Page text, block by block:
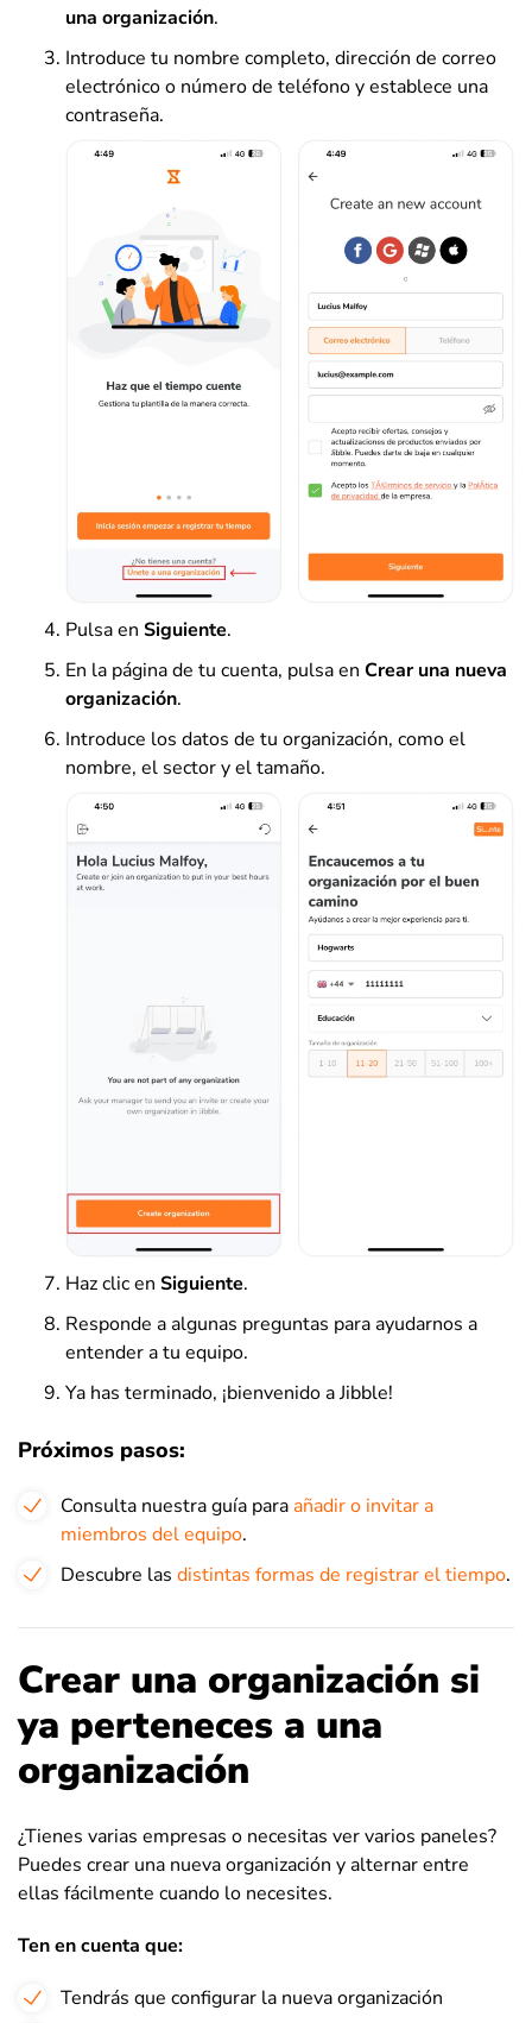
una organización.
Introduce tu nombre completo, dirección de correo
electrónico o número de teléfono y establece una
contraseña.
Pulsa en Siguiente.
En la página de tu cuenta, pulsa en Crear una nueva
organización.
Introduce los datos de tu organización, como el
nombre, el sector y el tamaño.
Haz clic en Siguiente.
Responde a algunas preguntas para ayudarnos a
entender a tu equipo.
Ya has terminado, ¡bienvenido a Jibble!
Próximos pasos:
Consulta nuestra guía paraañadir o invitar a
miembros del equipo.
Descubre las distintas formas de registrar el tiempo.
Crear una organización si
ya perteneces a una
organización
¿Tienes varias empresas o necesitas ver varios paneles?
Puedes crear una nueva organización y alternar entre
ellas fácilmente cuando lo necesites.
Ten en cuenta que:
Tendrás que configurar la nueva organización